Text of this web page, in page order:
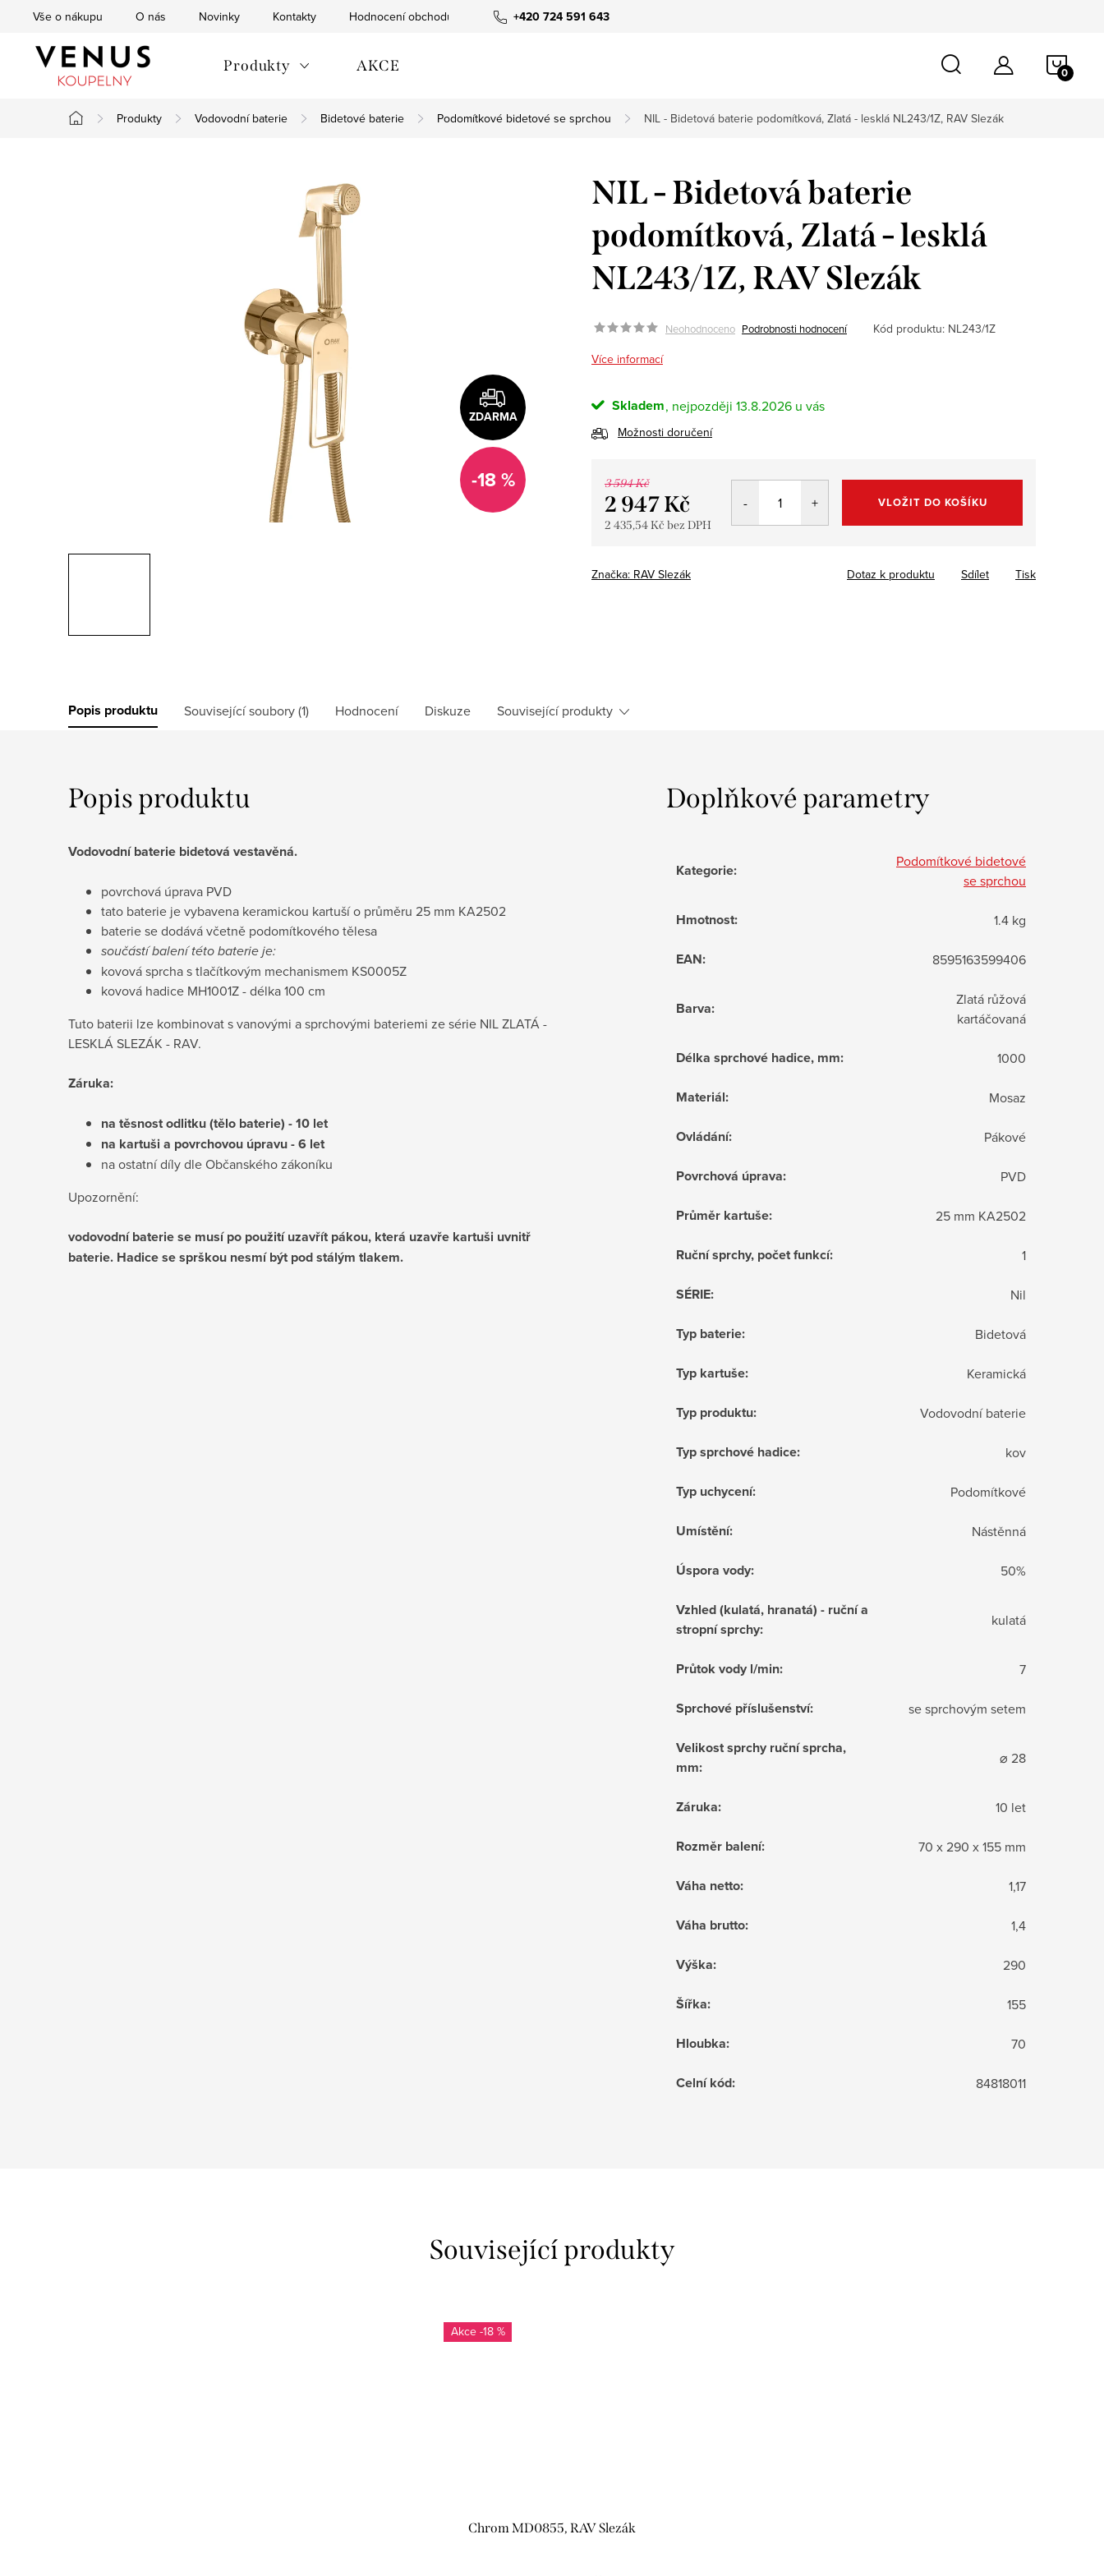
+420 724 591 643
Vše o nákupu O nás Novinky Kontakty Hodnocení obchodu
Produkty AKCE
Domů
Produkty Vodovodní baterie Bidetové baterie Podomítkové bidetové se sprchou NIL - Bidetová baterie podomítková, Zlatá - lesklá NL243/1Z, RAV Slezák
ZDARMA
-18 %
NIL - Bidetová baterie
podomítková, Zlatá - lesklá
NL243/1Z, RAV Slezák
Neohodnoceno Podrobnosti hodnocení Kód produktu: NL243/1Z
Více informací
Skladem 13.8.2026
Možnosti doručení
3 594 Kč
2 947 Kč
2 435,54 Kč bez DPH
VLOŽIT DO KOŠÍKU
Značka: RAV Slezák Tisk
Dotaz k produktu Sdílet
Popis produktu Související soubory (1) Hodnocení Diskuze Související produkty
Popis produktu
Vodovodní baterie bidetová vestavěná.
povrchová úprava PVD
tato baterie je vybavena keramickou kartuší o průměru 25 mm KA2502
baterie se dodává včetně podomítkového tělesa
součástí balení této baterie je:
kovová sprcha s tlačítkovým mechanismem KS0005Z
kovová hadice MH1001Z - délka 100 cm
Tuto baterii lze kombinovat s vanovými a sprchovými bateriemi ze série NIL ZLATÁ -
LESKLÁ SLEZÁK - RAV.
Záruka:
na těsnost odlitku (tělo baterie) - 10 let
na kartuši a povrchovou úpravu - 6 let
na ostatní díly dle Občanského zákoníku
Upozornění:
vodovodní baterie se musí po použití uzavřít pákou, která uzavře kartuši uvnitř
baterie. Hadice se sprškou nesmí být pod stálým tlakem.
Doplňkové parametry
Kategorie:
Podomítkové bidetové
se sprchou
Hmotnost: 1.4 kg
EAN: 8595163599406
Barva:
Zlatá růžová
kartáčovaná
Délka sprchové hadice, mm: 1000
Materiál: Mosaz
Ovládání: Pákové
Povrchová úprava: PVD
Průměr kartuše: 25 mm KA2502
Ruční sprchy, počet funkcí: 1
SÉRIE: Nil
Typ baterie: Bidetová
Typ kartuše: Keramická
Typ produktu: Vodovodní baterie
Typ sprchové hadice: kov
Typ uchycení: Podomítkové
Umístění: Nástěnná
Úspora vody: 50%
Vzhled (kulatá, hranatá) - ruční a
stropní sprchy: kulatá
Průtok vody l/min: 7
Sprchové příslušenství: se sprchovým setem
Velikost sprchy ruční sprcha,
mm: ⌀ 28
Záruka: 10 let
Rozměr balení: 70 x 290 x 155 mm
Váha netto: 1,17
Váha brutto: 1,4
Výška: 290
Šířka: 155
Hloubka: 70
Celní kód: 84818011
Související produkty
-18 %
Chrom MD0855, RAV Slezák